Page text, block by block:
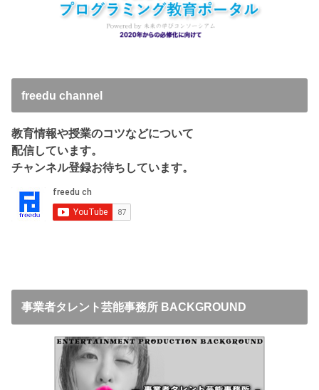
freedu channel
教育情報や授業のコツなどについて
配信しています。
チャンネル登録お待ちしています。
事業者タレント芸能事務所 BACKGROUND